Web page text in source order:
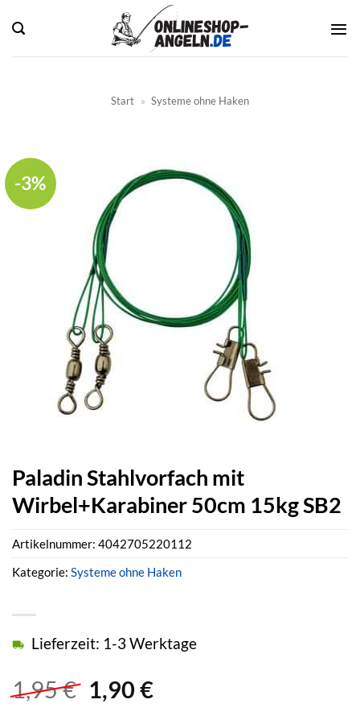
Inhalt
springen
Start » Systeme ohne Haken
-3%
Paladin Stahlvorfach mit
Wirbel+Karabiner 50cm 15kg SB2
1,95€ Ursprünglicher
1,90 €Aktueller
Lieferzeit: 1-3 Werktage
Artikelnummer: 4042705220112
Kategorie: Systeme ohne Haken